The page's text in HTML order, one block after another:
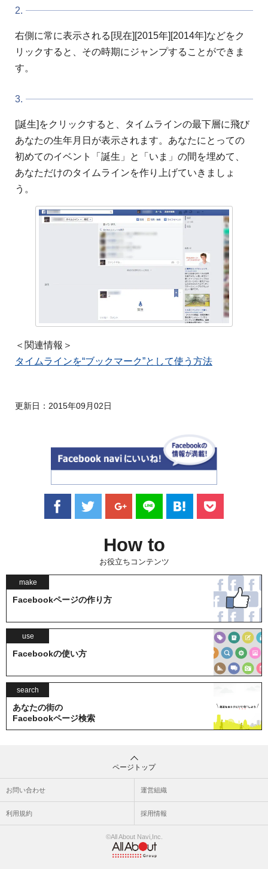
2.
右側に常に表示される[現在][2015年][2014年]などをク
リックすると、その時期にジャンプすることができま
す。
3.
[誕生]をクリックすると、タイムラインの最下層に飛び
あなたの生年月日が表示されます。あなたにとっての
初めてのイベント「誕生」と「いま」の間を埋めて、
あなただけのタイムラインを作り上げていきましょ
う。
＜関連情報＞
タイムラインを“ブックマーク”として使う方法
更新日： 2015年09月02日
How to
お役立ちコンテンツ
make
Facebookページの作り方
use
Facebookの使い方
search
あなたの街の
Facebookページ検索
ページトップ
お問い合わせ 運営組織
利用規約 採用情報
©All About Navi,Inc.